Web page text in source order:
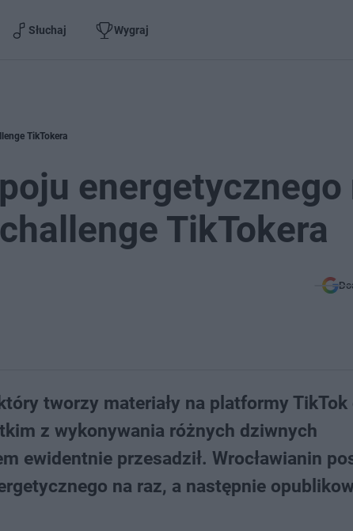
Słuchaj Wygraj
TikTokera
energetycznego
TikTokera
tworzy materiały na platformy TikTok
z wykonywania różnych dziwnych
ewidentnie przesadził. Wrocławianin
na raz, a następnie